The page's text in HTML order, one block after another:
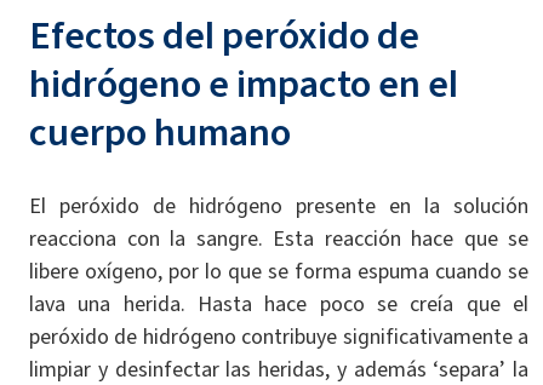
Efectos del peróxido de
hidrógeno e impacto en el
cuerpo humano
El peróxido de hidrógeno presente en la solución
reacciona con la sangre. Esta reacción hace que se
libere oxígeno, por lo que se forma espuma cuando se
lava una herida. Hasta hace poco se creía que el
peróxido de hidrógeno contribuye significativamente a
limpiar y desinfectar las heridas, y además ‘separa’ la